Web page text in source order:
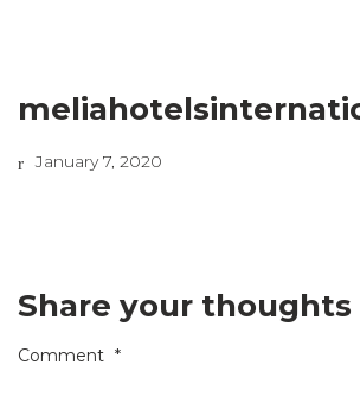
January 7, 2020
Share your thoughts
Comment *